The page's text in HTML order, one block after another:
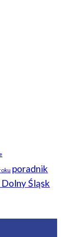
poradnik
Śląsk